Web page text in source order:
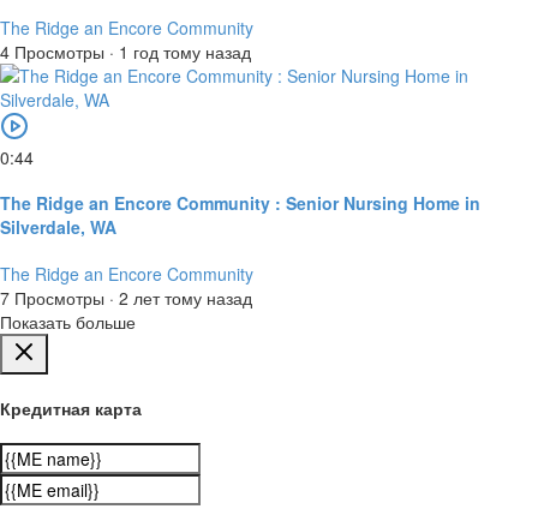
The Ridge an Encore Community
4 Просмотры · 1 год тому назад
0:44
The Ridge an Encore Community : Senior Nursing Home in
Silverdale, WA
The Ridge an Encore Community
7 Просмотры · 2 лет тому назад
Показать больше
Кредитная карта